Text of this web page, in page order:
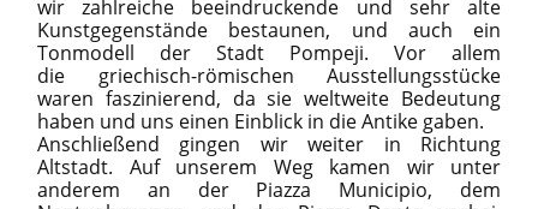
wir zahlreiche beeindruckende und sehr alte
Kunstgegenstände bestaunen, und auch ein
Tonmodell der Stadt Pompeji. Vor allem
die griechisch-römischen Ausstellungsstücke
waren faszinierend, da sie weltweite Bedeutung
haben und uns einen Einblick in die Antike gaben.
Anschließend gingen wir weiter in Richtung
Altstadt. Auf unserem Weg kamen wir unter
anderem an der Piazza Municipio, dem